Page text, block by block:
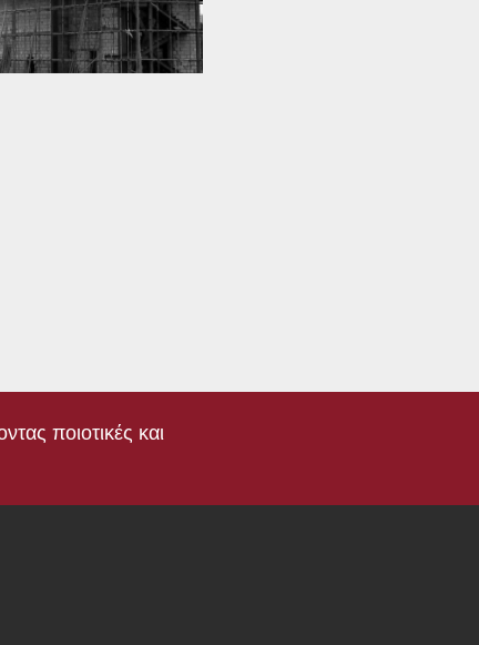
ποιοτικές και